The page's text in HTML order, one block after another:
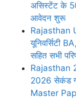
असिस्टेंट के
आवेदन शुरू
Rajasthan
यूनिवर्सिटी
सहित सभी
Rajasthan
2026 सेकंड
Master